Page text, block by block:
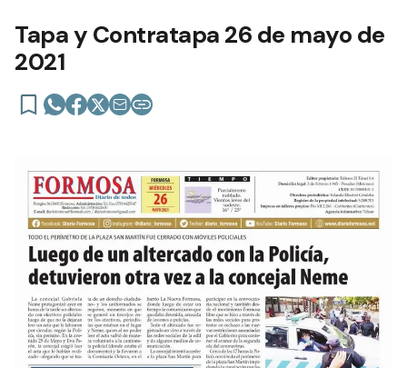
Tapa y Contratapa 26 de mayo de
2021